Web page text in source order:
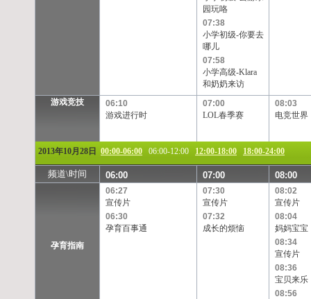
园玩咯
07:38
小学初级-你要去
哪儿
07:58
小学高级-Klara
和奶奶来访
游戏竞技
06:10
游戏进行时
07:00
LOL春季赛
08:03
电竞世界
2013年10月28日 00:00-06:00 06:00-12:00 12:00-18:00 18:00-24:00
频道\时间 06:00 07:00 08:00
孕育指南
06:27
宣传片
06:30
孕育百事通
07:30
宣传片
07:32
成长的烦恼
08:02
宣传片
08:04
妈妈宝宝
08:34
宣传片
08:36
宝贝来乐
08:56